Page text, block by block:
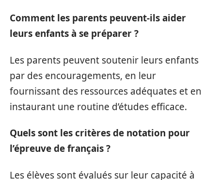
Comment les parents peuvent-ils aider
leurs enfants à se préparer ?
Les parents peuvent soutenir leurs enfants
par des encouragements, en leur
fournissant des ressources adéquates et en
instaurant une routine d’études efficace.
Quels sont les critères de notation pour
l’épreuve de français ?
Les élèves sont évalués sur leur capacité à